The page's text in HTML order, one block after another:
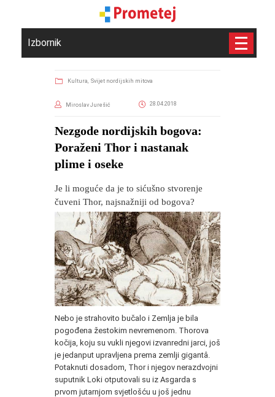
Izbornik
Kultura, Svijet nordijskih mitova
Miroslav Jurešić 28.04.2018
Nezgode nordijskih bogova:
Poraženi Thor i nastanak
plime i oseke
Je li moguće da je to sićušno stvorenje
čuveni Thor, najsnažniji od bogova?
Nebo je strahovito bučalo i Zemlja je bila
pogođena žestokim nevremenom. Thorova
kočija, koju su vukli njegovi izvanredni jarci, još
je jedanput upravljena prema zemlji gigantâ.
Potaknuti dosadom, Thor i njegov nerazdvojni
suputnik Loki otputovali su iz Asgarda s
prvom jutarnjom svjetlošću u još jednu